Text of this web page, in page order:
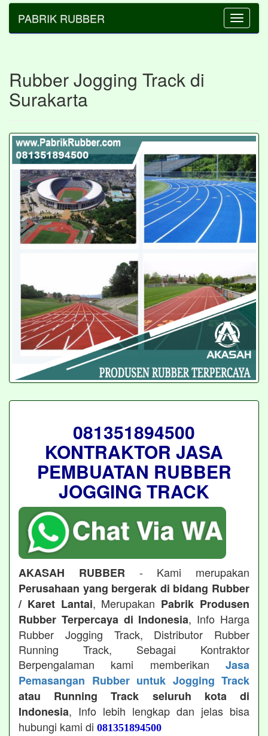
Toggle
PABRIK RUBBER
Rubber Jogging Track di
Surakarta
081351894500
KONTRAKTOR JASA
PEMBUATAN RUBBER
JOGGING TRACK
AKASAH RUBBER - Kami merupakan
Perusahaan yang bergerak di bidang Rubber
/ Karet Lantai, Merupakan Pabrik Produsen
Rubber Terpercaya di Indonesia, Info Harga
Rubber Jogging Track, Distributor Rubber
Running Track, Sebagai Kontraktor
Berpengalaman kami memberikan Jasa
Pemasangan Rubber untuk Jogging Track
atau Running Track seluruh kota di
Indonesia, Info lebih lengkap dan jelas bisa
hubungi kami di 081351894500